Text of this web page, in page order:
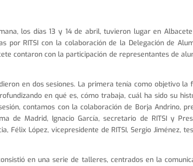
los días 13 y 14 de abril, tuvieron lugar en
por RITSI con la colaboración de la Delegación de
contaron con la participación de representantes de
en dos sesiones. La primera tenía como objetivo
en qué es, cómo trabaja, cuál ha sido su
contamos con la colaboración de Borja Andrino,
de Madrid, Ignacio García, secretario de RITSI y
Félix López, vicepresidente de RITSI, Sergio Jiménez,
en una serie de talleres, centrados en la